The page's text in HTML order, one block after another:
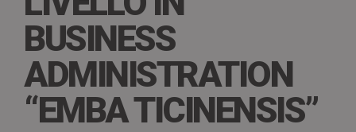
BUSINESS
ADMINISTRATION
“EMBA TICINENSIS”